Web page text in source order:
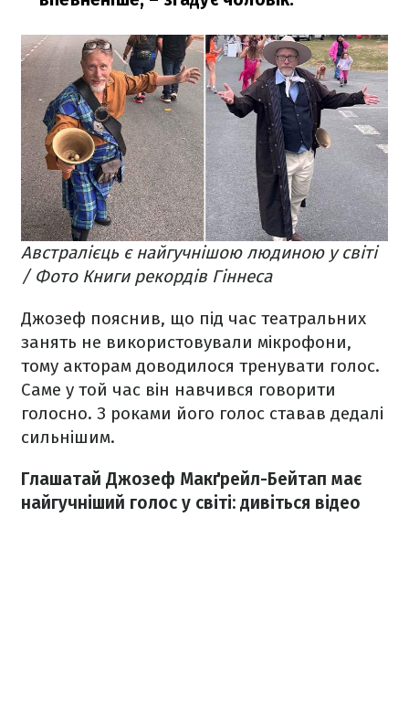
Австралієць є найгучнішою людиною у світі
/ Фото Книги рекордів Гіннеса
Джозеф пояснив, що під час театральних
занять не використовували мікрофони,
тому акторам доводилося тренувати голос.
Саме у той час він навчився говорити
голосно. З роками його голос ставав дедалі
сильнішим.
Глашатай Джозеф Макґрейл-Бейтап має
найгучніший голос у світі: дивіться відео